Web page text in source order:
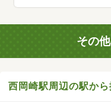
その
西岡崎駅周辺の駅から